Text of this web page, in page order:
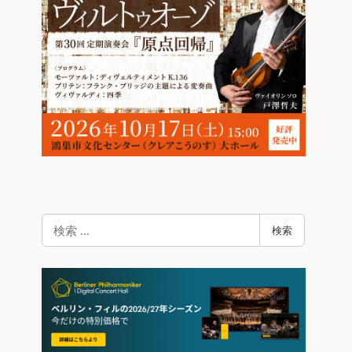
検
索
検索